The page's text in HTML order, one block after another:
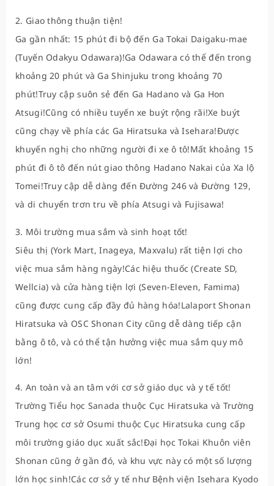
2. Giao thông thuận tiện!
Ga gần nhất: 15 phút đi bộ đến Ga Tokai Daigaku-mae
(Tuyến Odakyu Odawara)!Ga Odawara có thể đến trong
khoảng 20 phút và Ga Shinjuku trong khoảng 70
phút!Truy cập suôn sẻ đến Ga Hadano và Ga Hon
Atsugi!Cũng có nhiều tuyến xe buýt rộng rãi!Xe buýt
cũng chạy về phía các Ga Hiratsuka và Isehara!Được
khuyến nghị cho những người đi xe ô tô!Mất khoảng 15
phút đi ô tô đến nút giao thông Hadano Nakai của Xa lộ
Tomei!Truy cập dễ dàng đến Đường 246 và Đường 129,
và di chuyển trơn tru về phía Atsugi và Fujisawa!
3. Môi trường mua sắm và sinh hoạt tốt!
Siêu thị (York Mart, Inageya, Maxvalu) rất tiện lợi cho
việc mua sắm hàng ngày!Các hiệu thuốc (Create SD,
Wellcia) và cửa hàng tiện lợi (Seven-Eleven, Famima)
cũng được cung cấp đầy đủ hàng hóa!Lalaport Shonan
Hiratsuka và OSC Shonan City cũng dễ dàng tiếp cận
bằng ô tô, và có thể tận hưởng việc mua sắm quy mô
lớn!
4. An toàn và an tâm với cơ sở giáo dục và y tế tốt!
Trường Tiểu học Sanada thuộc Cục Hiratsuka và Trường
Trung học cơ sở Osumi thuộc Cục Hiratsuka cung cấp
môi trường giáo dục xuất sắc!Đại học Tokai Khuôn viên
Shonan cũng ở gần đó, và khu vực này có một số lượng
lớn học sinh!Các cơ sở y tế như Bệnh viện Isehara Kyodo